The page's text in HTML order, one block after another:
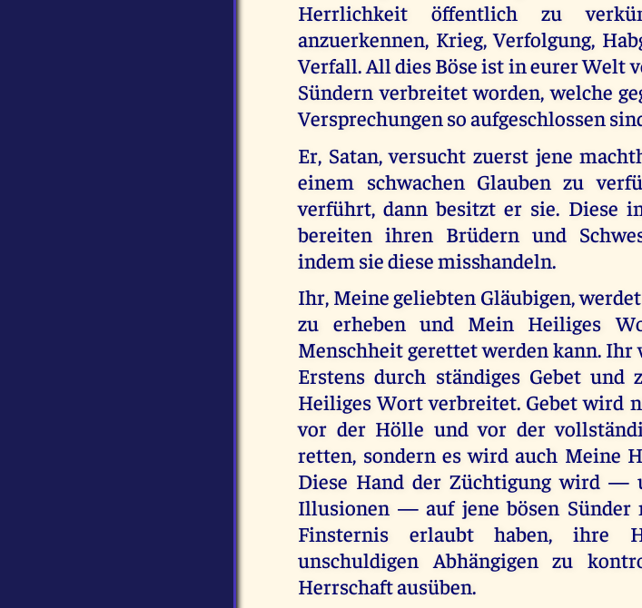
Herrlichkeit öffentlich zu
anzuerkennen, Krieg, Verfolgung,
Verfall. All dies Böse ist in eurer Welt
Sündern verbreitet worden, welche
Versprechungen so aufgeschlossen
Er, Satan, versucht zuerst jene
einem schwachen Glauben zu
verführt, dann besitzt er sie. Diese
bereiten ihren Brüdern und
indem sie diese misshandeln.
Ihr, Meine geliebten Gläubigen,
zu erheben und Mein Heiliges
Menschheit gerettet werden kann. Ihr
Erstens durch ständiges Gebet
Heiliges Wort verbreitet. Gebet wird
vor der Hölle und vor der
retten, sondern es wird auch Meine
Diese Hand der Züchtigung wird —
Illusionen — auf jene bösen Sünder
Finsternis erlaubt haben, ihre
unschuldigen Abhängigen zu
Herrschaft ausüben.